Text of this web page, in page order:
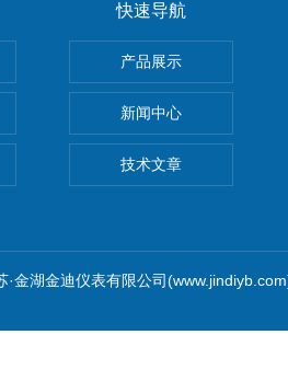
快速导航
产品展示
新闻中心
技术文章
金湖金迪仪表有限公司